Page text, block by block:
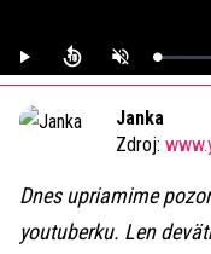
Play UnmuteLoaded:
0%
Janka
Zdroj:
Dnes upriamime
youtuberku. Len